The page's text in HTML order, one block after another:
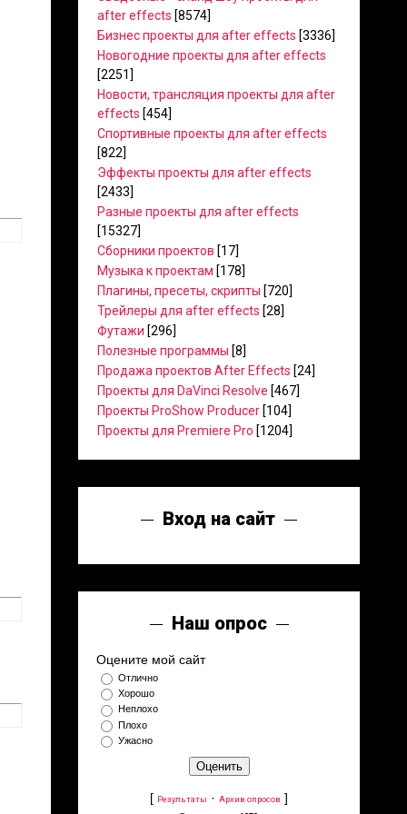
after effects [8574]
Бизнес проекты для after effects [3336]
Новогодние проекты для after effects
[2251]
Новости, трансляция проекты для after
effects [454]
Спортивные проекты для after effects
[822]
Эффекты проекты для after effects
[2433]
Разные проекты для after effects
[15327]
Сборники проектов [17]
Музыка к проектам [178]
Плагины, пресеты, скрипты [720]
Трейлеры для after effects [28]
Футажи [296]
Полезные программы [8]
Продажа проектов After Effects [24]
Проекты для DaVinci Resolve [467]
Проекты ProShow Producer [104]
Проекты для Premiere Pro [1204]
Вход на сайт
Наш опрос
Оцените мой сайт
Отлично
Хорошо
Неплохо
Плохо
Ужасно
[ Результаты · Архив опросов ]